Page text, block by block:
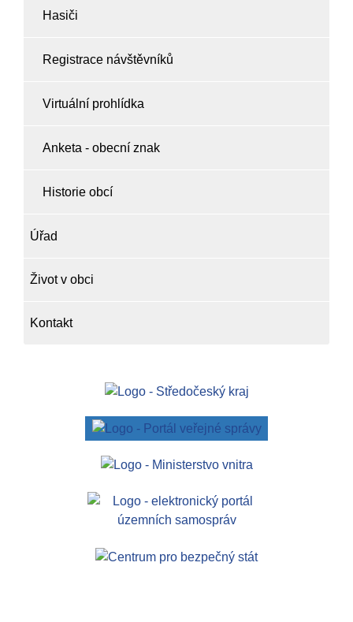
Hasiči
Registrace návštěvníků
Virtuální prohlídka
Anketa - obecní znak
Historie obcí
Úřad
Život v obci
Kontakt